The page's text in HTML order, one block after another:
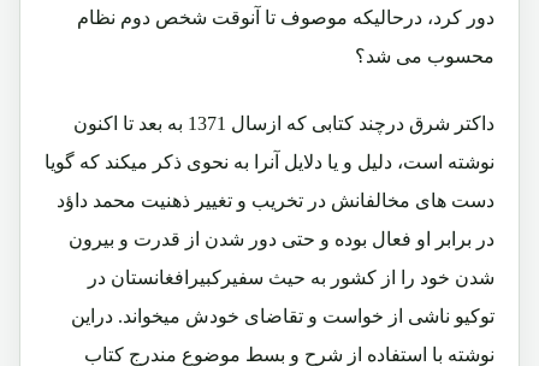
دور کرد، درحالیکه موصوف تا آنوقت شخص دوم نظام
محسوب می شد؟
داکتر شرق درچند کتابی که ازسال 1371 به بعد تا اکنون
نوشته است، دلیل و یا دلایل آنرا به نحوی ذکر میکند که گویا
دست های مخالفانش در تخریب و تغییر ذهنیت محمد داؤد
در برابر او فعال بوده و حتی دور شدن از قدرت و بیرون
شدن خود را از کشور به حیث سفیرکبیرافغانستان در
توکیو ناشی از خواست و تقاضای خودش میخواند. دراین
نوشته با استفاده از شرح و بسط موضوع مندرج کتاب